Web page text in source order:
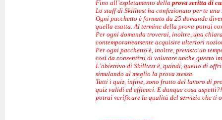
Fino all’espletamento della prova scritta di
Lo staff di Skilltest ha confezionato per te
Ogni pacchetto è formato da 25 domande
quella esatta. Al termine della prova potrai
Per ogni domanda troverai, inoltre, una
contemporaneamente acquisire ulteriori
Per ogni pacchetto è, inoltre, previsto un
così da consentirti di valutare anche questo
L’obiettivo di Skilltest è, quindi, quello di
simulando al meglio la prova stessa.
Tutti i quiz, infine, sono frutto del lavoro di
quiz validi ed efficaci. E dunque cosa
potrai verificare la qualità del servizio che ti